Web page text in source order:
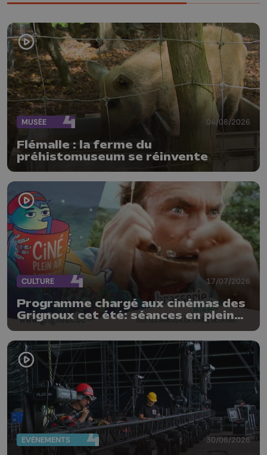
MUSÉE 04/08/2026
Flémalle : la ferme du
préhistomuseum se réinvente
CULTURE 17/07/2026
Programme chargé aux cinémas des
Grignoux cet été: séances en plein
brasserie
EVÈNEMENTS 30/06/2026